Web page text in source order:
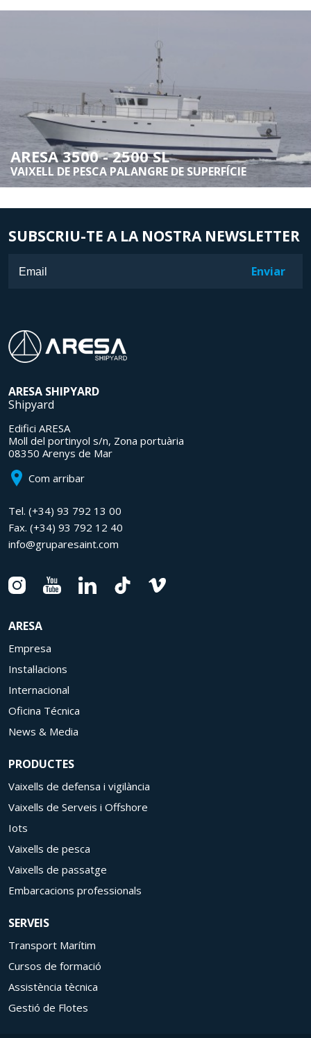
ARESA 3500 - 2500 SL
VAIXELL DE PESCA PALANGRE DE SUPERFÍCIE
SUBSCRIU-TE A LA NOSTRA NEWSLETTER
ARESA SHIPYARD
Shipyard
Edifici ARESA
Moll del portinyol s/n, Zona portuària
08350 Arenys de Mar
Com arribar
Tel. (+34) 93 792 13 00
Fax. (+34) 93 792 12 40
info@gruparesaint.com
ARESA
Empresa
Instal·lacions
Internacional
Oficina Técnica
News & Media
PRODUCTES
Vaixells de defensa i vigilància
Vaixells de Serveis i Offshore
Iots
Vaixells de pesca
Vaixells de passatge
Embarcacions professionals
SERVEIS
Transport Marítim
Cursos de formació
Assistència tècnica
Gestió de Flotes
Guardar configuració